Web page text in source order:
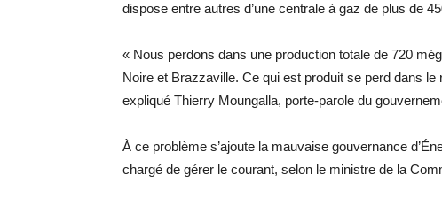
dispose entre autres d’une centrale à gaz de plus de
« Nous perdons dans une production totale de 720
Noire et Brazzaville. Ce qui est produit se perd dans
expliqué Thierry Moungalla, porte-parole du
À ce problème s’ajoute la mauvaise gouvernance
chargé de gérer le courant, selon le ministre de la